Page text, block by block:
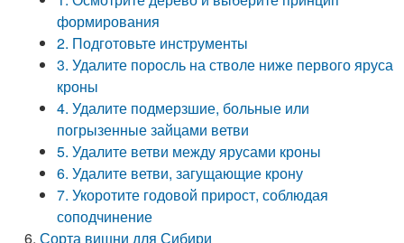
формирования
2. Подготовьте инструменты
3. Удалите поросль на стволе ниже первого яруса
кроны
4. Удалите подмерзшие, больные или
погрызенные зайцами ветви
5. Удалите ветви между ярусами кроны
6. Удалите ветви, загущающие крону
7. Укоротите годовой прирост, соблюдая
соподчинение
Сорта вишни для Сибири